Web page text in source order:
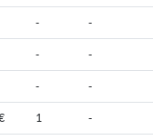
- -
- -
- -
1 -